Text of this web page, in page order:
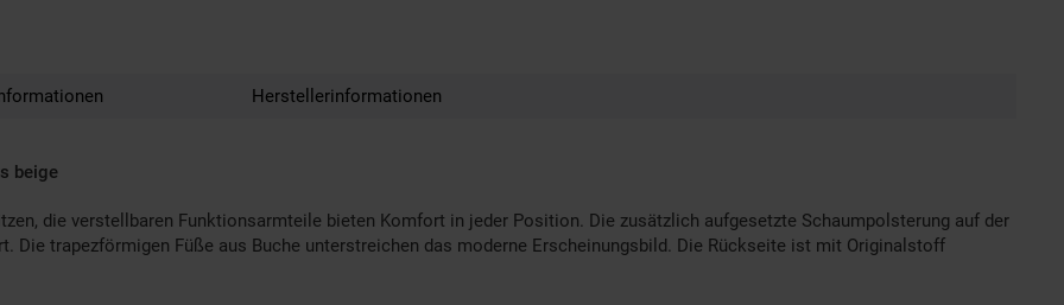
Herstellerinformationen
beige
die verstellbaren Funktionsarmteile bieten Komfort in jeder Position. Die zusätzlich aufgesetzte Schaumpolsterung auf der
Die trapezförmigen Füße aus Buche unterstreichen das moderne Erscheinungsbild. Die Rückseite ist mit Originalstoff